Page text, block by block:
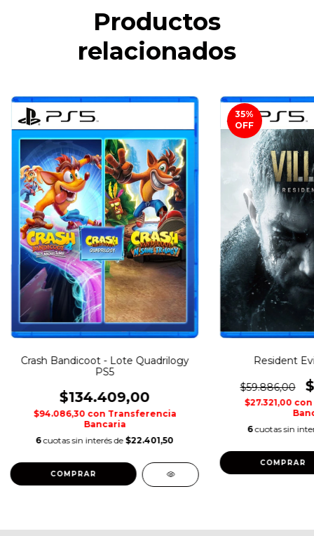
Productos
relacionados
Crash Bandicoot - Lote Quadrilogy
PS5
$134.409,00
$94.086,30 con Transferencia
Bancaria
6 cuotas sin interés de $22.401,50
COMPRAR
35%
OFF
Resident
$59.886,00
$27.321,00 con
6 cuotas sin
COMPRAR